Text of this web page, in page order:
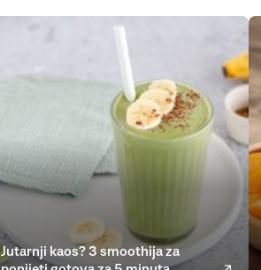
Jutarnji kaos? 3 smoothija za